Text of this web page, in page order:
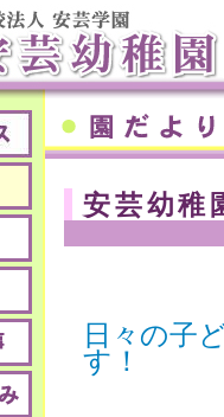
安芸幼稚
日々の子
す！